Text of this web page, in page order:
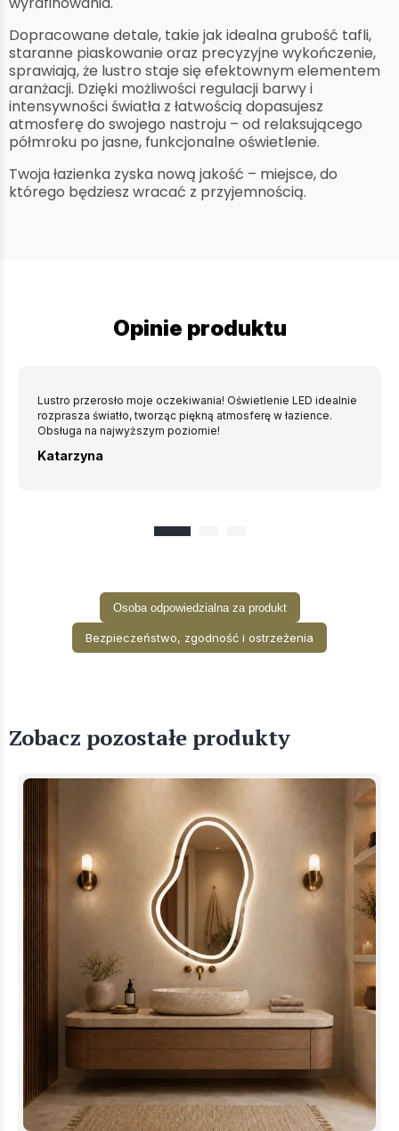
Dopracowane detale, takie jak idealna grubość tafli,
staranne piaskowanie oraz precyzyjne wykończenie,
sprawiają, że lustro staje się efektownym elementem
aranżacji. Dzięki możliwości regulacji barwy i
intensywności światła z łatwością dopasujesz
atmosferę do swojego nastroju – od relaksującego
półmroku po jasne, funkcjonalne oświetlenie.
Twoja łazienka zyska nową jakość – miejsce, do
którego będziesz wracać z przyjemnością.
Opinie produktu
Jestem bardzo zadowolony z zakupu. Lustro wygląda
nowocześnie i działa bez zarzutu. Cena w porównaniu do
jakości jest rewelacyjna!
Marek
Osoba odpowiedzialna za produkt
Bezpieczeństwo, zgodność i ostrzeżenia
Zobacz pozostałe produkty